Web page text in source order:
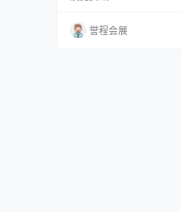
博物馆的公共艺术品，以
和新兴地区举办的活动。
誉程会展